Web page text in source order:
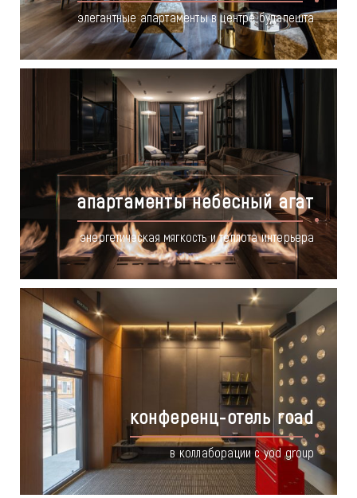
элегантные апартаменты в центре будапешта
апартаменты небесный агат
энергетическая мягкость и теплота интерьера
конференц-отель road
в коллаборации с yod group